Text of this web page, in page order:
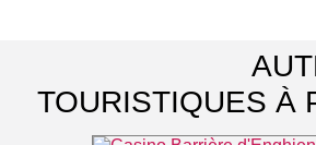
TOURISTIQUES À